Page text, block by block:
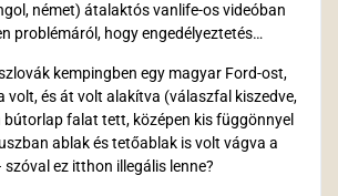
német) átalaktós vanlife-os videóban
problémáról, hogy engedélyeztetés…
kempingben egy magyar Ford-ost,
volt, és át volt alakítva (válaszfal kiszedve,
bútorlap falat tett, középen kis függönnyel
ablak és tetőablak is volt vágva a
ez itthon illegális lenne?